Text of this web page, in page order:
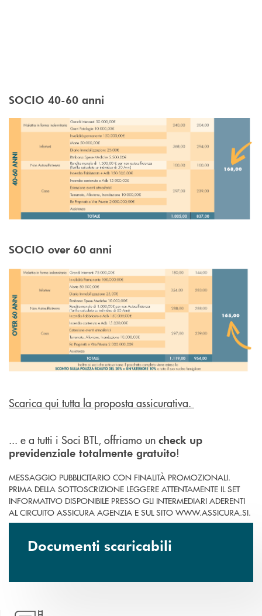
SOCIO 40-60 anni
SOCIO over 60 anni
Scarica qui tutta la proposta assicurativa.
... e a tutti i Soci BTL, offriamo un check up
previdenziale totalmente gratuito!
MESSAGGIO PUBBLICITARIO CON FINALITÀ PROMOZIONALI.
PRIMA DELLA SOTTOSCRIZIONE LEGGERE ATTENTAMENTE IL SET
INFORMATIVO DISPONIBILE PRESSO GLI INTERMEDIARI ADERENTI
AL CIRCUITO ASSICURA AGENZIA E SUL SITO WWW.ASSICURA.SI.
Documenti scaricabili